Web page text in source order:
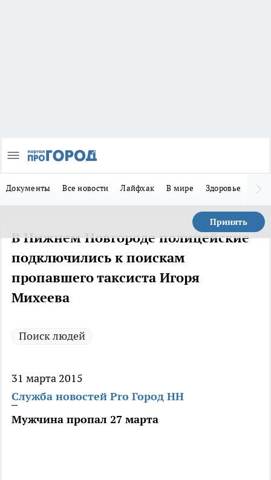
Документы Все новости Лайфхак В мире Здоровье
Принять
В Нижнем Новгороде полицейские
подключились к поискам
пропавшего таксиста Игоря
Михеева
Поиск людей
31 марта 2015
Служба новостей Pro Город НН
Мужчина пропал 27 марта